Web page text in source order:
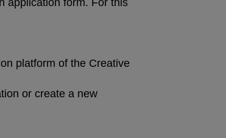
application form. For this
platform of the Creative
or create a new